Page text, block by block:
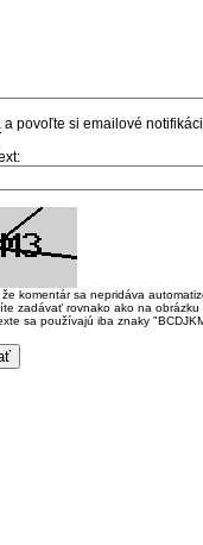
a povoľte si emailové
komentár sa nepridáva
zadávať rovnako ako na
sa používajú iba znaky